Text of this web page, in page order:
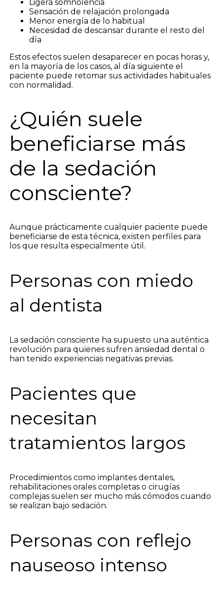
Ligera somnolencia
Sensación de relajación prolongada
Menor energía de lo habitual
Necesidad de descansar durante el resto del
día
Estos efectos suelen desaparecer en pocas horas y,
en la mayoría de los casos, al día siguiente el
paciente puede retomar sus actividades habituales
con normalidad.
¿Quién suele
beneficiarse más
de la sedación
consciente?
Aunque prácticamente cualquier paciente puede
beneficiarse de esta técnica, existen perfiles para
los que resulta especialmente útil.
Personas con miedo
al dentista
La sedación consciente ha supuesto una auténtica
revolución para quienes sufren ansiedad dental o
han tenido experiencias negativas previas.
Pacientes que
necesitan
tratamientos largos
Procedimientos como implantes dentales,
rehabilitaciones orales completas o cirugías
complejas suelen ser mucho más cómodos cuando
se realizan bajo sedación.
Personas con reflejo
nauseoso intenso